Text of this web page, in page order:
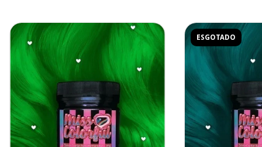
ESGOTADO